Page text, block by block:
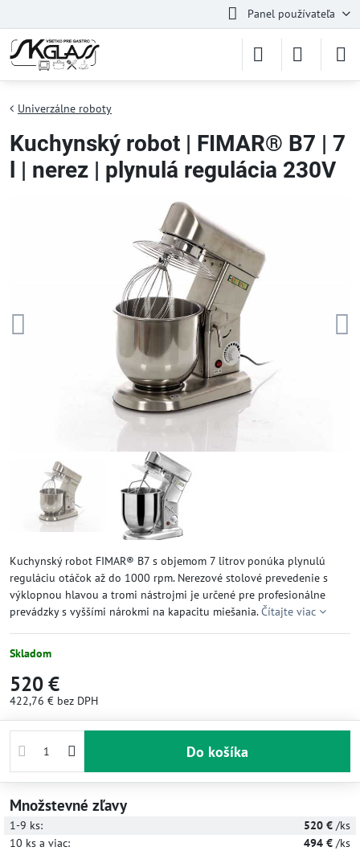
Panel používateľa
Univerzálne roboty
Kuchynský robot | FIMAR® B7 | 7
l | nerez | plynulá regulácia 230V
Kuchynský robot FIMAR® B7 s objemom 7 litrov ponúka plynulú
reguláciu otáčok až do 1000 rpm. Nerezové stolové prevedenie s
výklopnou hlavou a tromi nástrojmi je určené pre profesionálne
prevádzky s vyššími nárokmi na kapacitu miešania.Čítajte viac
Skladom
520 €
422,76 € bez DPH
Do košíka
Množstevné zľavy
1-9 ks: 520 € /ks
10 ks a viac: 494 € /ks